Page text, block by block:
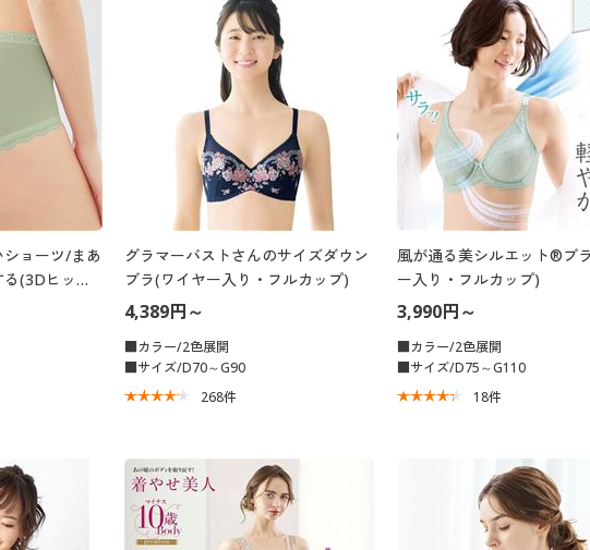
ョーツ/まあ
(3Dヒップ)
グラマーバストさんのサイズダウン
ブラ(ワイヤー入り・フルカップ)
4,389円～
■カラー/2色展開
■サイズ/D70～G90
268件
風が通る美シルエット®ブ
ー入り・フルカップ)
3,990円～
■カラー/2色展開
■サイズ/D75～G110
18件